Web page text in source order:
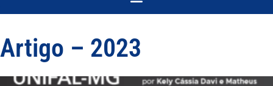
Artigo – 2023